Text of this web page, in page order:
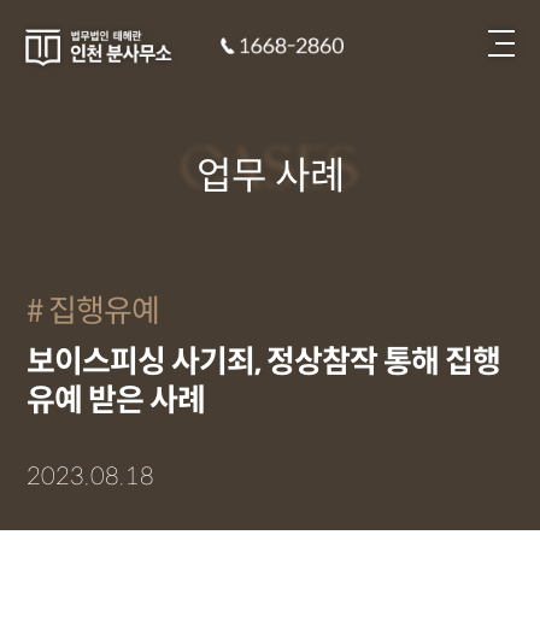
CASES
업무 사례
집행유예
보이스피싱 사기죄, 정상참작 통해 집행
유예 받은 사례
2023.08.18